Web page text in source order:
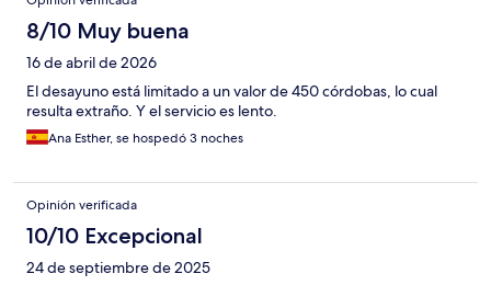
8/10 Muy buena
16 de abril de 2026
El desayuno está limitado a un valor de 450 córdobas, lo cual
resulta extraño. Y el servicio es lento.
Ana Esther, se hospedó 3 noches
Opinión verificada
10/10 Excepcional
24 de septiembre de 2025